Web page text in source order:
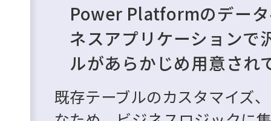
Power Platformのデー
ネスアプリケーションで
ルがあらかじめ用意され
既存テーブルのカスタマイズ